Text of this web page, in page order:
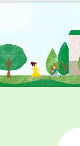
稿
ナ
ビ